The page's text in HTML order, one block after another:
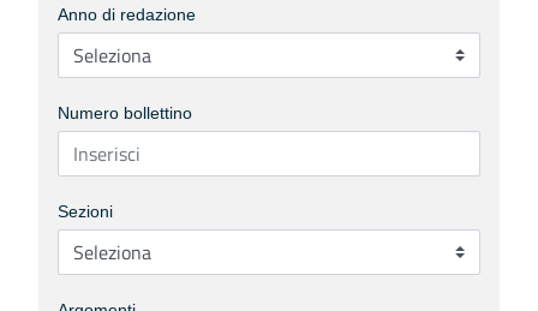
Anno di redazione
Numero bollettino
Sezioni